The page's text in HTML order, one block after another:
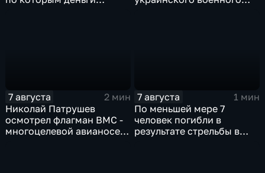
7 августа
2 мин
Николай Патрушев
осмотрел флагман ВМС -
многоцелевой авианосец
7 августа
1 мин
По меньшей мере 7
человек погибли в
результате стрельбы в